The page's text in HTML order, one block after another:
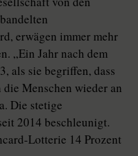
erwägen immer mehr
„Ein Jahr nach dem
als sie begriffen, dass
Menschen wieder an
Die stetige
2014 beschleunigt.
Lotterie 14 Prozent